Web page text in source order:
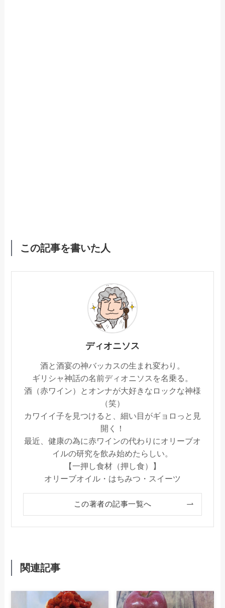
この記事を書いた人
ディオニソス
酒と酒宴の神バッカスの生まれ変わり。
ギリシャ神話の名前ディオニソスを名乗る。
酒（赤ワイン）とオンナが大好きなロックな神様
（笑）
カワイイ子を見つけると、細い目がギョロっと見
開く！
最近、健康の為に赤ワインの代わりにオリーブオ
イルの研究を飲み始めたらしい。
【一押し食材（押し食）】
オリーブオイル・はちみつ・スイーツ
この著者の記事一覧へ
関連記事